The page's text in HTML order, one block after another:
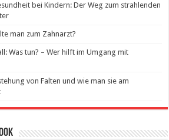
bei Kindern: Der Weg zum strahlenden
man zum Zahnarzt?
Was tun? – Wer hilft im Umgang mit
von Falten und wie man sie am